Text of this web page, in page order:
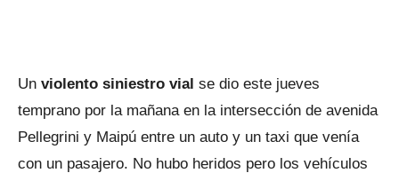
Un violento siniestro vial se dio este jueves
temprano por la mañana en la intersección de avenida
Pellegrini y Maipú entre un auto y un taxi que venía
con un pasajero. No hubo heridos pero los vehículos